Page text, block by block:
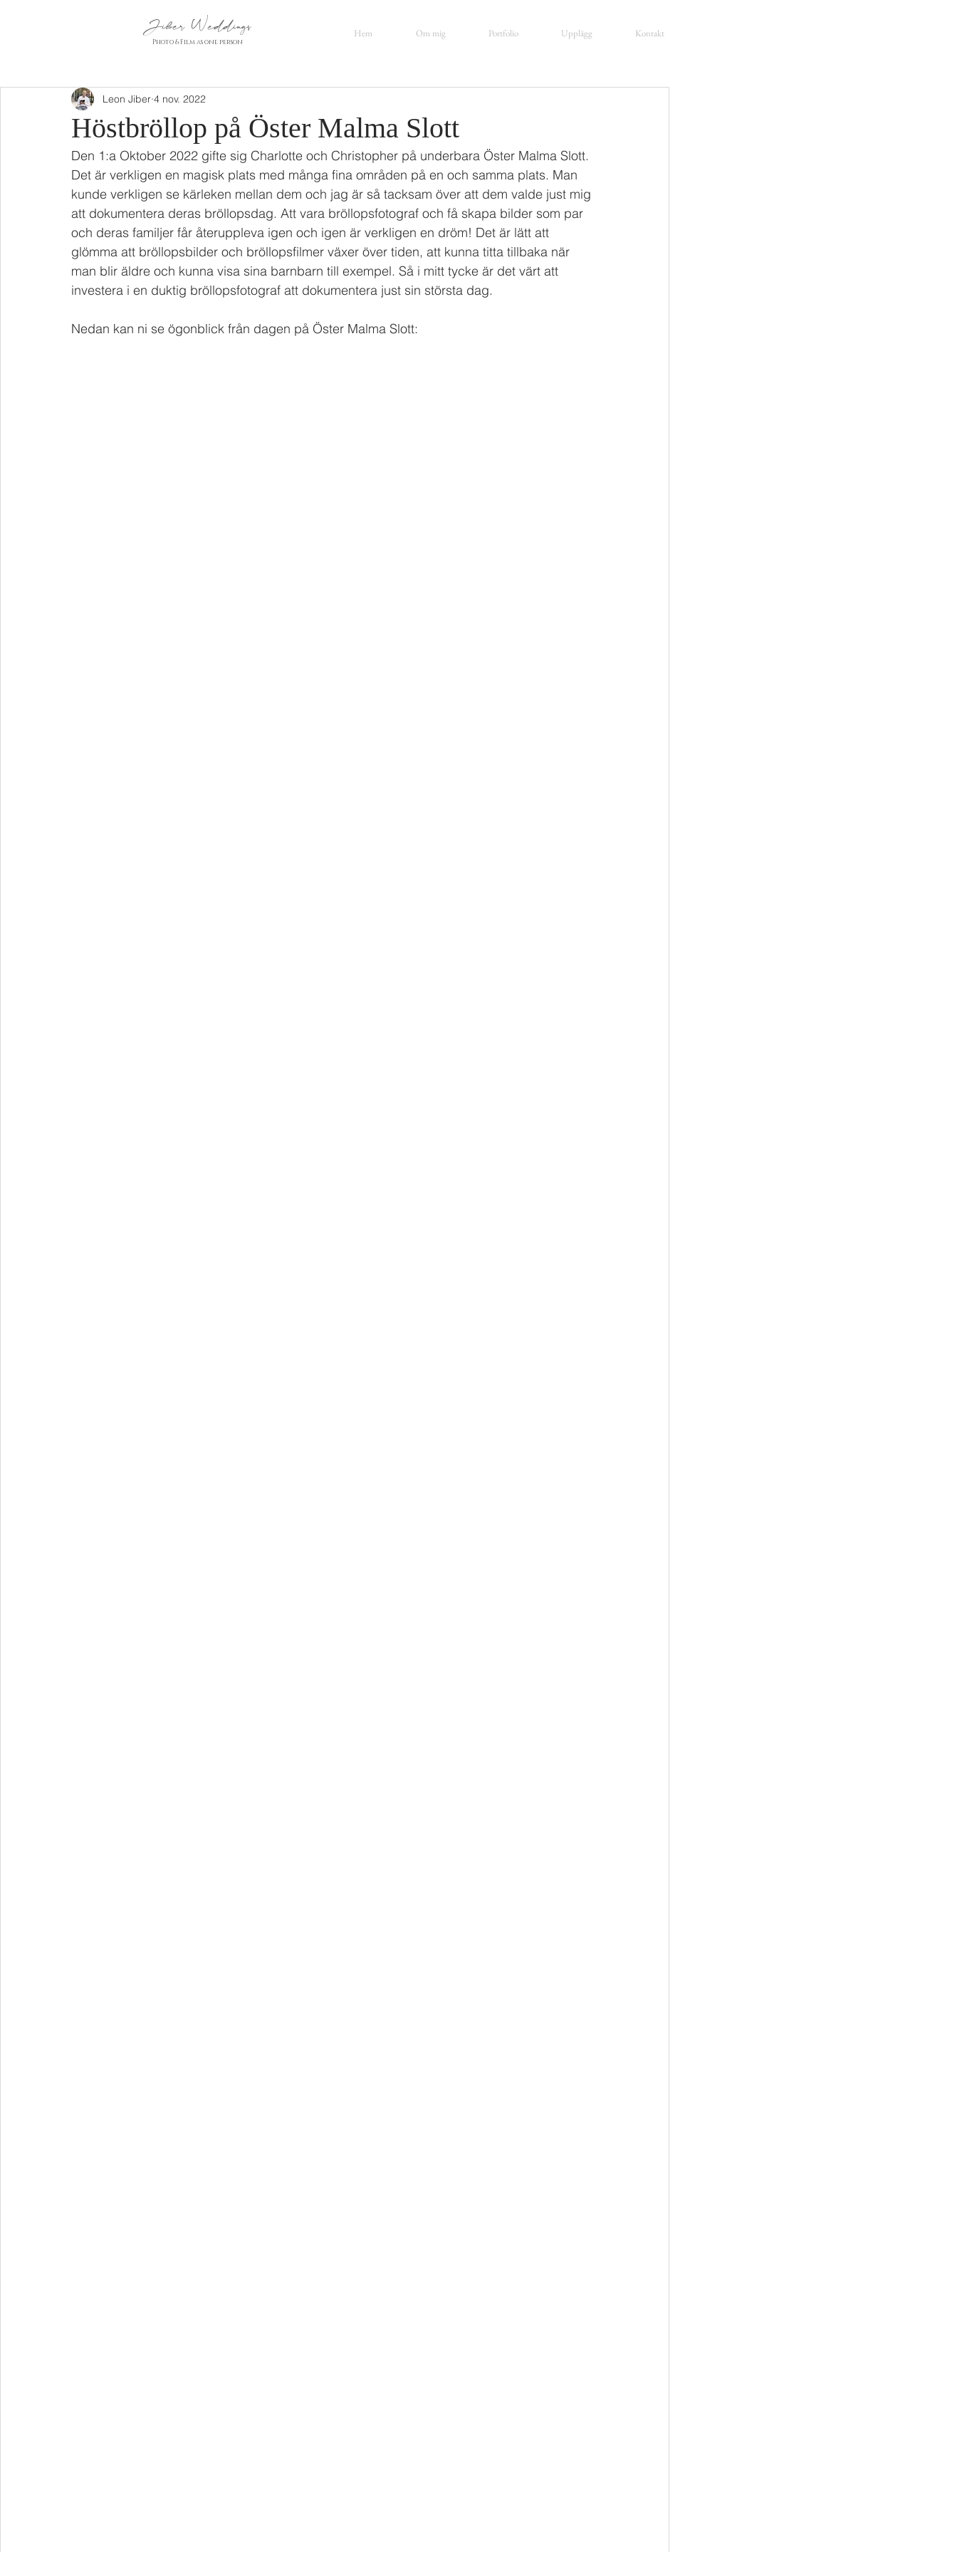
Jiber Weddings
Photo & Film as one person
Hem Om mig Portfolio Upplägg Kontakt
Höstbröllop på Öster Malma Slott
Leon Jiber 4 nov. 2022
Den 1:a Oktober 2022 gifte sig Charlotte och Christopher på underbara Öster Malma Slott.
Det är verkligen en magisk plats med många fina områden på en och samma plats. Man
kunde verkligen se kärleken mellan dem och jag är så tacksam över att dem valde just mig
att dokumentera deras bröllopsdag. Att vara bröllopsfotograf och få skapa bilder som par
och deras familjer får återuppleva igen och igen är verkligen en dröm! Det är lätt att
glömma att bröllopsbilder och bröllopsfilmer växer över tiden, att kunna titta tillbaka när
man blir äldre och kunna visa sina barnbarn till exempel. Så i mitt tycke är det värt att
investera i en duktig bröllopsfotograf att dokumentera just sin största dag.
Nedan kan ni se ögonblick från dagen på Öster Malma Slott: